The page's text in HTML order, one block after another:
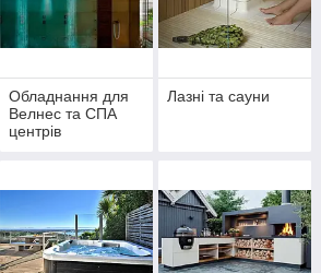
Обладнання для
Велнес та СПА
центрів
Лазні та сауни